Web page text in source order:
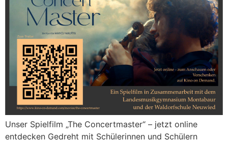
Unser Spielfilm „The Concertmaster“ – jetzt online
entdecken Gedreht mit Schülerinnen und Schülern